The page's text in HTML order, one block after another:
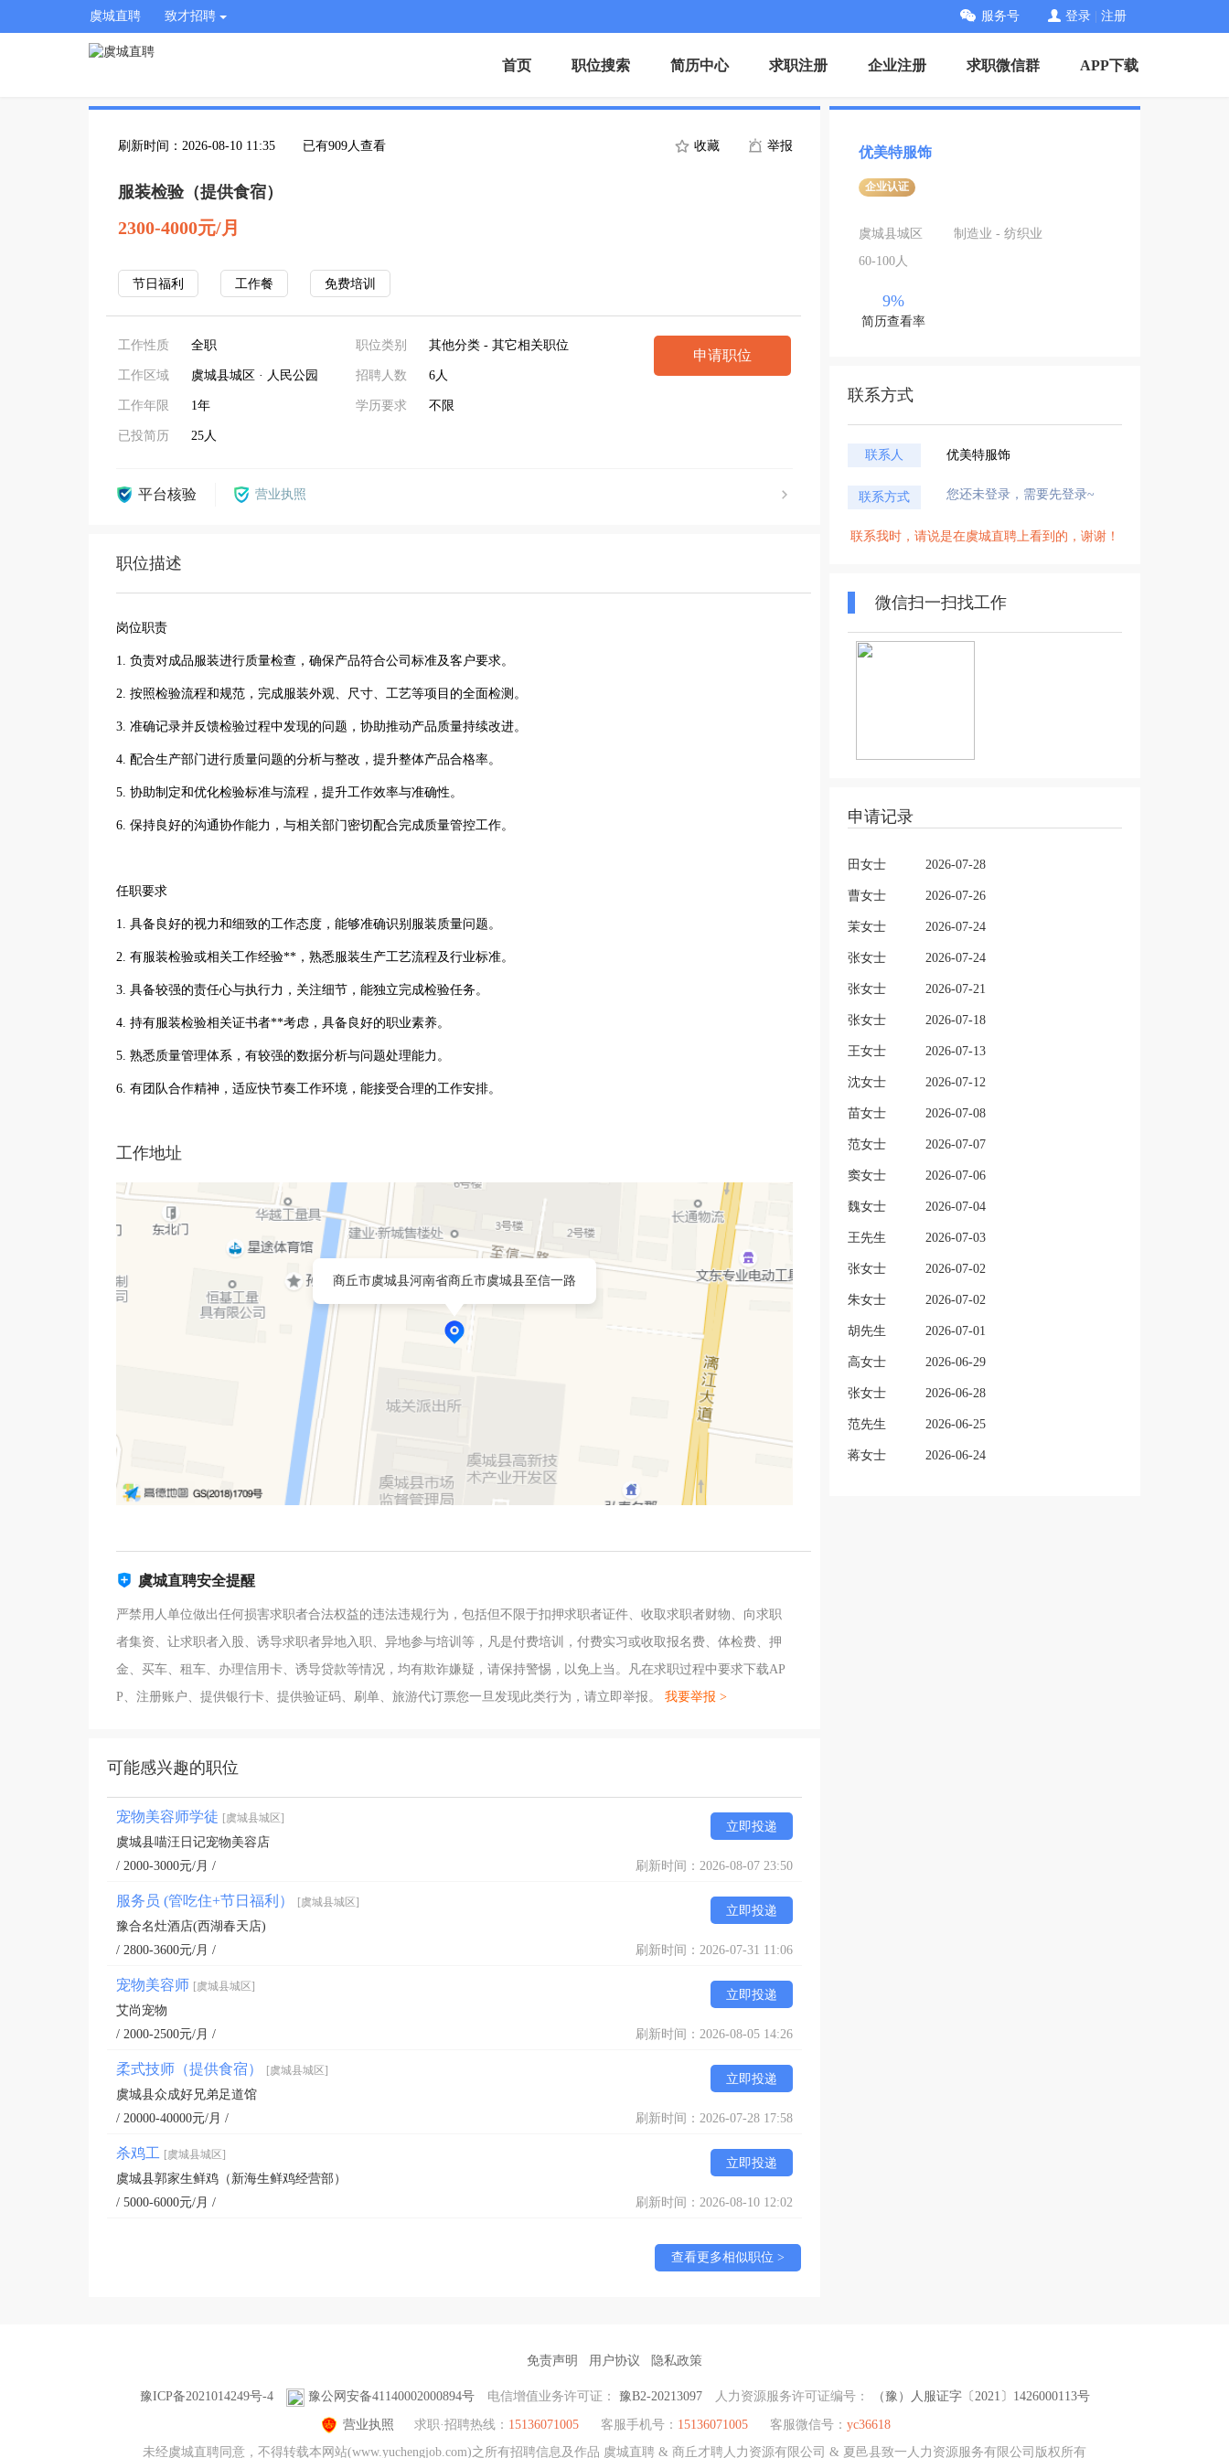
虞城直聘 致才招聘 服务号 登录 注册
首页 职位搜索 简历中心 求职注册 企业注册 求职微信群 APP下载
刷新时间：2026-08-10 11:35 已有909人查看 收藏 举报
服装检验（提供食宿）
2300-4000元/月
节日福利 工作餐 免费培训
工作性质 全职
工作区域 虞城县城区 · 人民公园
工作年限 1年
已投简历 25人
职位类别 其他分类 - 其它相关职位
招聘人数 6人
学历要求 不限
申请职位
平台核验 营业执照
职位描述
岗位职责
1. 负责对成品服装进行质量检查，确保产品符合公司标准及客户要求。
2. 按照检验流程和规范，完成服装外观、尺寸、工艺等项目的全面检测。
3. 准确记录并反馈检验过程中发现的问题，协助推动产品质量持续改进。
4. 配合生产部门进行质量问题的分析与整改，提升整体产品合格率。
5. 协助制定和优化检验标准与流程，提升工作效率与准确性。
6. 保持良好的沟通协作能力，与相关部门密切配合完成质量管控工作。
任职要求
1. 具备良好的视力和细致的工作态度，能够准确识别服装质量问题。
2. 有服装检验或相关工作经验**，熟悉服装生产工艺流程及行业标准。
3. 具备较强的责任心与执行力，关注细节，能独立完成检验任务。
4. 持有服装检验相关证书者**考虑，具备良好的职业素养。
5. 熟悉质量管理体系，有较强的数据分析与问题处理能力。
6. 有团队合作精神，适应快节奏工作环境，能接受合理的工作安排。
工作地址
商丘市虞城县河南省商丘市虞城县至信一路
虞城直聘安全提醒
严禁用人单位做出任何损害求职者合法权益的违法违规行为，包括但不限于扣押求职者证件、收取求职者财物、向求职
者集资、让求职者入股、诱导求职者异地入职、异地参与培训等，凡是付费培训，付费实习或收取报名费、体检费、押
金、买车、租车、办理信用卡、诱导贷款等情况，均有欺诈嫌疑，请保持警惕，以免上当。凡在求职过程中要求下载AP
P、注册账户、提供银行卡、提供验证码、刷单、旅游代订票您一旦发现此类行为，请立即举报。 我要举报 >
可能感兴趣的职位
宠物美容师学徒 [虞城县城区]
立即投递
虞城县喵汪日记宠物美容店
/ 2000-3000元/月 /
刷新时间：2026-08-07 23:50
服务员 (管吃住+节日福利） [虞城县城区]
立即投递
豫合名灶酒店(西湖春天店)
/ 2800-3600元/月 /
刷新时间：2026-07-31 11:06
宠物美容师 [虞城县城区]
立即投递
艾尚宠物
/ 2000-2500元/月 /
刷新时间：2026-08-05 14:26
柔式技师（提供食宿） [虞城县城区]
立即投递
虞城县众成好兄弟足道馆
/ 20000-40000元/月 /
刷新时间：2026-07-28 17:58
杀鸡工 [虞城县城区]
立即投递
虞城县郭家生鲜鸡（新海生鲜鸡经营部）
/ 5000-6000元/月 /
刷新时间：2026-08-10 12:02
查看更多相似职位 >
优美特服饰
企业认证
虞城县城区
制造业 - 纺织业
60-100人
9%
简历查看率
联系方式
联系人 优美特服饰
联系方式 您还未登录，需要先登录~
联系我时，请说是在虞城直聘上看到的，谢谢！
微信扫一扫找工作
申请记录
田女士 2026-07-28
曹女士 2026-07-26
茉女士 2026-07-24
张女士 2026-07-24
张女士 2026-07-21
张女士 2026-07-18
王女士 2026-07-13
沈女士 2026-07-12
苗女士 2026-07-08
范女士 2026-07-07
窦女士 2026-07-06
魏女士 2026-07-04
王先生 2026-07-03
张女士 2026-07-02
朱女士 2026-07-02
胡先生 2026-07-01
高女士 2026-06-29
张女士 2026-06-28
范先生 2026-06-25
蒋女士 2026-06-24
免责声明 用户协议 隐私政策
豫ICP备2021014249号-4 豫公网安备41140002000894号 电信增值业务许可证： 豫B2-20213097 人力资源服务许可证编号： （豫）人服证字〔2021〕1426000113号
营业执照 求职·招聘热线： 15136071005 客服手机号： 15136071005 客服微信号： yc36618
未经虞城直聘同意，不得转载本网站(www.yuchengjob.com)之所有招聘信息及作品 虞城直聘 & 商丘才聘人力资源有限公司 & 夏邑县致一人力资源服务有限公司版权所有